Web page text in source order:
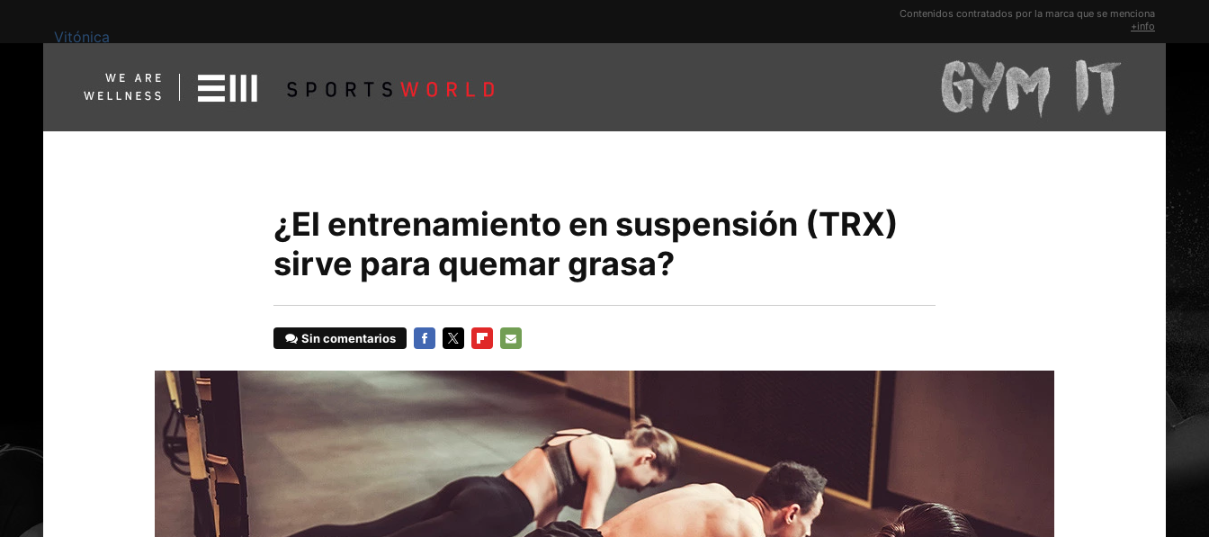
Contenidos contratados por la marca que se menciona
+info
Vitónica
¿El entrenamiento en suspensión (TRX)
sirve para quemar grasa?
Sin comentarios